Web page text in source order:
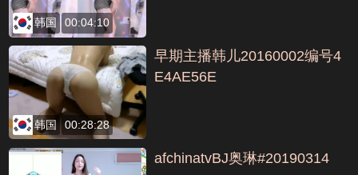
韩国 00:04:10
韩国 00:28:28
早期主播韩儿20160002编号4
E4AE56E
afchinatvBJ奥琳#20190314